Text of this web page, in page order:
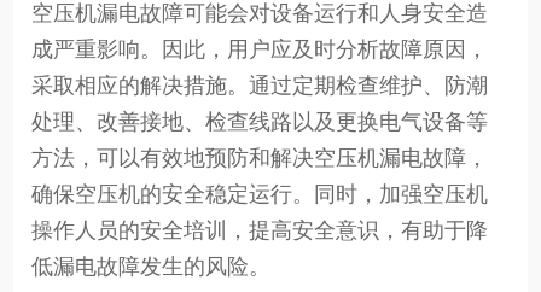
空压机漏电故障可能会对设备运行和人身安全造
成严重影响。因此，用户应及时分析故障原因，
采取相应的解决措施。通过定期检查维护、防潮
处理、改善接地、检查线路以及更换电气设备等
方法，可以有效地预防和解决空压机漏电故障，
确保空压机的安全稳定运行。同时，加强空压机
操作人员的安全培训，提高安全意识，有助于降
低漏电故障发生的风险。